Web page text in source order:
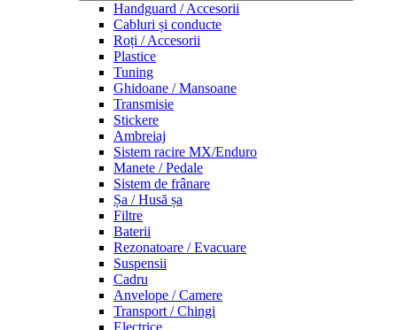
Handguard / Accesorii
Cabluri și conducte
Roți / Accesorii
Plastice
Tuning
Ghidoane / Mansoane
Transmisie
Stickere
Ambreiaj
Sistem racire MX/Enduro
Manete / Pedale
Sistem de frânare
Șa / Husă șa
Filtre
Baterii
Rezonatoare / Evacuare
Suspensii
Cadru
Anvelope / Camere
Transport / Chingi
Electrice